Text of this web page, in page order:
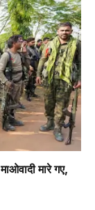
मारे गए,